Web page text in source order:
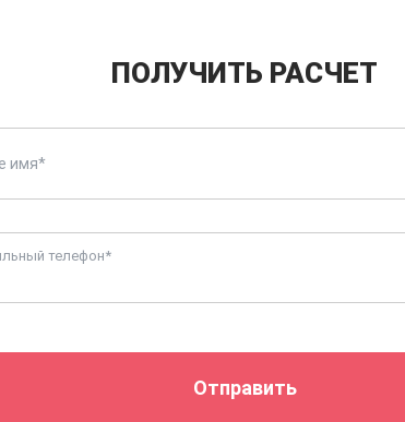
ПОЛУЧИТЬ РАСЧЕТ
телефон*